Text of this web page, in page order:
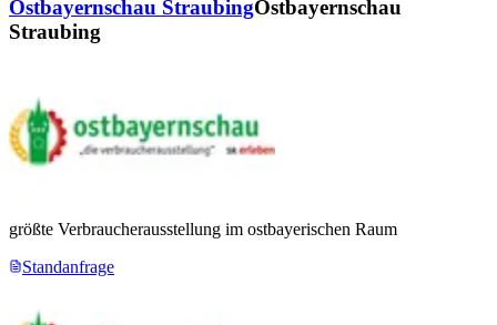
Ostbayernschau StraubingOstbayernschau
Straubing
größte Verbraucherausstellung im ostbayerischen Raum
Standanfrage